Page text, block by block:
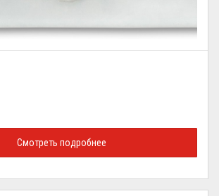
Смотреть подробнее